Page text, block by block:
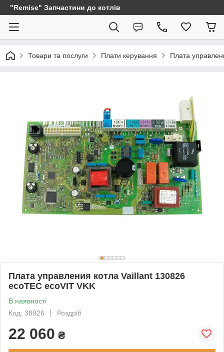
"Remise" Запчастини до котлів
Товари та послуги Плати керування Плата
Плата управления котла Vaillant 130826
ecoTEC ecoVIT VKK
В наявності
Код: 38926
Роздріб
22 060 ₴